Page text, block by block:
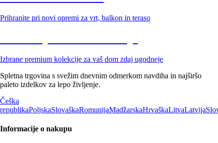
Prihranite pri novi opremi za vrt, balkon in teraso
Izbrane premium kolekcije za vaš dom zdaj ugodneje
Spletna trgovina s svežim dnevnim odmerkom navdiha in najširšo
paleto izdelkov za lepo življenje.
Češka
republikaPoljskaSlovaškaRomunijaMadžarskaHrvaškaLitvaLatvija
Informacije o nakupu